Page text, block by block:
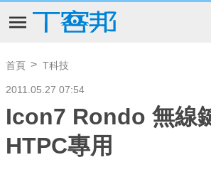
首頁 T科技
2011.05.27 07:54
Icon7 Rondo 無線
HTPC專用